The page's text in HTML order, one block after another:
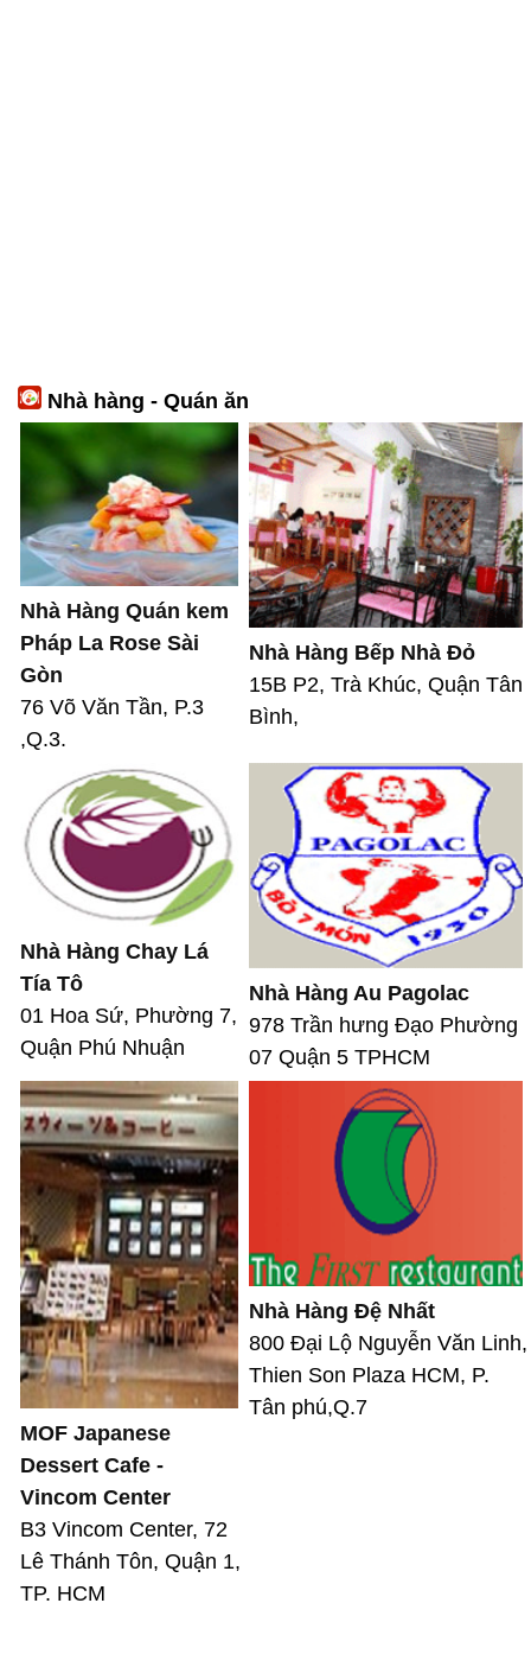
Nhà hàng - Quán ăn
Nhà Hàng Quán kem
Pháp La Rose Sài
Gòn
76 Võ Văn Tần, P.3
,Q.3.
Nhà Hàng Bếp Nhà Đỏ
15B P2, Trà Khúc, Quận Tân
Bình,
Nhà Hàng Chay Lá
Tía Tô
01 Hoa Sứ, Phường 7,
Quận Phú Nhuận
Nhà Hàng Au Pagolac
978 Trần hưng Đạo Phường
07 Quận 5 TPHCM
MOF Japanese
Dessert Cafe -
Vincom Center
B3 Vincom Center, 72
Lê Thánh Tôn, Quận 1,
TP. HCM
Nhà Hàng Đệ Nhất
800 Đại Lộ Nguyễn Văn Linh,
Thien Son Plaza HCM, P.
Tân phú,Q.7